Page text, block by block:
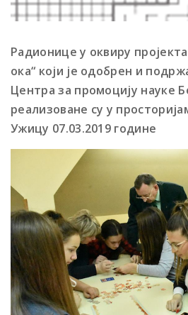
Радионице у оквиру
ока“ који је одобрен и
Центра за промоцију науке
реализоване су у
Ужицу 07.03.2019 године